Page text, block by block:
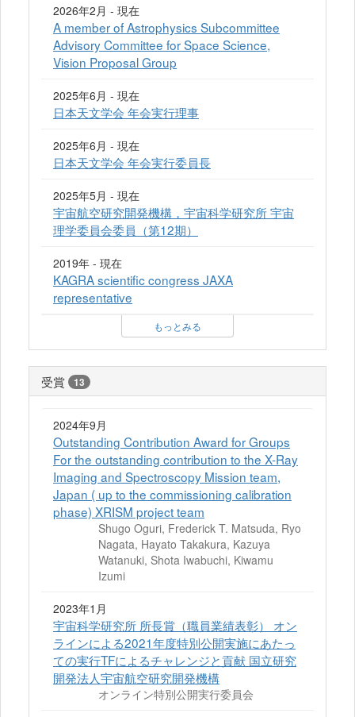
2026年2月 - 現在
A member of Astrophysics Subcommittee
Advisory Committee for Space Science,
Vision Proposal Group
2025年6月 - 現在
日本天文学会 年会実行理事
2025年6月 - 現在
日本天文学会 年会実行委員長
2025年5月 - 現在
宇宙航空研究開発機構，宇宙科学研究所 宇宙
理学委員会委員（第12期）
2019年 - 現在
KAGRA scientific congress JAXA
representative
もっとみる
受賞 13
2024年9月
Outstanding Contribution Award for Groups
For the outstanding contribution to the X-Ray
Imaging and Spectroscopy Mission team,
Japan ( up to the commissioning calibration
phase) XRISM project team
Shugo Oguri, Frederick T. Matsuda, Ryo
Nagata, Hayato Takakura, Kazuya
Watanuki, Shota Iwabuchi, Kiwamu
Izumi
2023年1月
宇宙科学研究所 所長賞（職員業績表彰） オン
ラインによる2021年度特別公開実施にあたっ
ての実行TFによるチャレンジと貢献 国立研究
開発法人宇宙航空研究開発機構
オンライン特別公開実行委員会